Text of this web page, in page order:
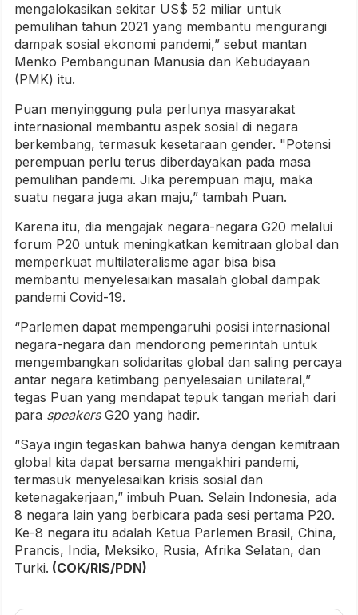
mengalokasikan sekitar US$ 52 miliar untuk
pemulihan tahun 2021 yang membantu mengurangi
dampak sosial ekonomi pandemi,” sebut mantan
Menko Pembangunan Manusia dan Kebudayaan
(PMK) itu.
Puan menyinggung pula perlunya masyarakat
internasional membantu aspek sosial di negara
berkembang, termasuk kesetaraan gender. "Potensi
perempuan perlu terus diberdayakan pada masa
pemulihan pandemi. Jika perempuan maju, maka
suatu negara juga akan maju,” tambah Puan.
Karena itu, dia mengajak negara-negara G20 melalui
forum P20 untuk meningkatkan kemitraan global dan
memperkuat multilateralisme agar bisa bisa
membantu menyelesaikan masalah global dampak
pandemi Covid-19.
“Parlemen dapat mempengaruhi posisi internasional
negara-negara dan mendorong pemerintah untuk
mengembangkan solidaritas global dan saling percaya
antar negara ketimbang penyelesaian unilateral,”
tegas Puan yang mendapat tepuk tangan meriah dari
para speakersG20 yang hadir.
“Saya ingin tegaskan bahwa hanya dengan kemitraan
global kita dapat bersama mengakhiri pandemi,
termasuk menyelesaikan krisis sosial dan
ketenagakerjaan,” imbuh Puan. Selain Indonesia, ada
8 negara lain yang berbicara pada sesi pertama P20.
Ke-8 negara itu adalah Ketua Parlemen Brasil, China,
Prancis, India, Meksiko, Rusia, Afrika Selatan, dan
Turki. (COK/RIS/PDN)